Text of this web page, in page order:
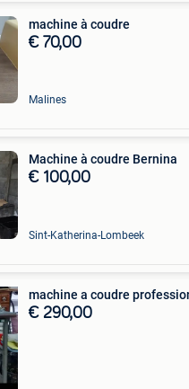
machine à coudre
€ 70,00
Malines
Machine à coudre Bernina
€ 100,00
Sint-Katherina-Lombeek
machine a coudre
€ 290,00